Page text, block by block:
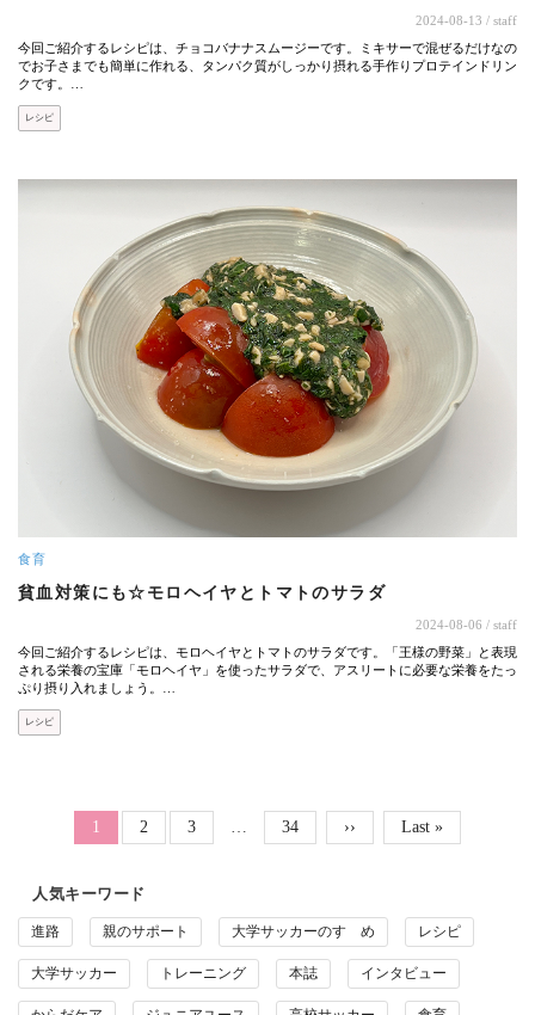
2024-08-13 / staff
今回ご紹介するレシピは、チョコバナナスムージーです。ミキサーで混ぜるだけなの
でお子さまでも簡単に作れる、タンパク質がしっかり摂れる手作りプロテインドリン
クです。…
レシピ
食育
貧血対策にも☆モロヘイヤとトマトのサラダ
2024-08-06 / staff
今回ご紹介するレシピは、モロヘイヤとトマトのサラダです。「王様の野菜」と表現
される栄養の宝庫「モロヘイヤ」を使ったサラダで、アスリートに必要な栄養をたっ
ぷり摂り入れましょう。…
レシピ
ページ送り
カレントページ
1 Page
2 Page
3 … Page
34 次ページ
›› 最終ページ
Last »
人気キーワード
進路 親のサポート 大学サッカーのすゝめ レシピ
大学サッカー トレーニング 本誌 インタビュー